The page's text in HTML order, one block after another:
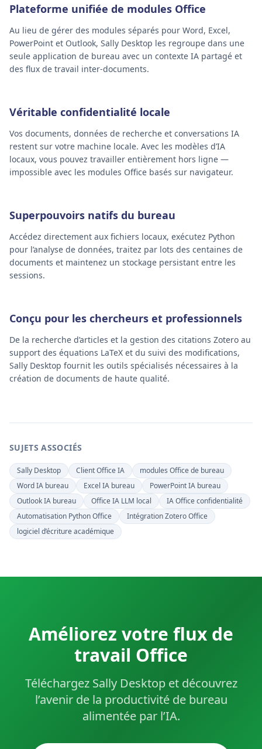
Plateforme unifiée de modules Office
Au lieu de gérer des modules séparés pour Word, Excel,
PowerPoint et Outlook, Sally Desktop les regroupe dans une
seule application de bureau avec un contexte IA partagé et
des flux de travail inter-documents.
Véritable confidentialité locale
Vos documents, données de recherche et conversations IA
restent sur votre machine locale. Avec les modèles d’IA
locaux, vous pouvez travailler entièrement hors ligne —
impossible avec les modules Office basés sur navigateur.
Superpouvoirs natifs du bureau
Accédez directement aux fichiers locaux, exécutez Python
pour l’analyse de données, traitez par lots des centaines de
documents et maintenez un stockage persistant entre les
sessions.
Conçu pour les chercheurs et professionnels
De la recherche d’articles et la gestion des citations Zotero au
support des équations LaTeX et du suivi des modifications,
Sally Desktop fournit les outils spécialisés nécessaires à la
création de documents de haute qualité.
SUJETS ASSOCIÉS
Sally Desktop Client Office IA
modules Office de bureau
Word IA bureau
Excel IA bureau
PowerPoint IA bureau
Outlook IA bureau
Office IA LLM local
IA Office confidentialité
Automatisation Python Office
Intégration Zotero Office
logiciel d’écriture académique
Améliorez votre flux de
travail Office
Téléchargez Sally Desktop et découvrez
l’avenir de la productivité de bureau
alimentée par l’IA.